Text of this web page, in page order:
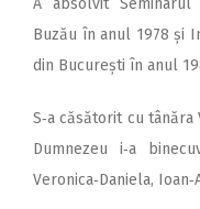
Buzău în anul 1978 și
din București în anul
S‑a căsătorit cu tânăra
Dumnezeu i‑a
Veronica‑Daniela,